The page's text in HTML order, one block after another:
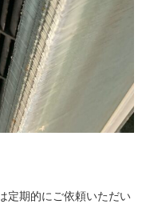
定期的にご依頼いただい